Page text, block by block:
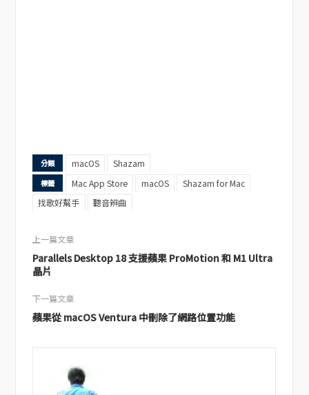
分類 macOS Shazam
標籤 Mac App Store macOS
Shazam for Mac
找歌好幫手
聽音辨曲
上一篇文章
Parallels Desktop 18 支援蘋果 ProMotion 和 M1 Ultra
晶片
下一篇文章
蘋果從 macOS Ventura 中刪除了網路位置功能